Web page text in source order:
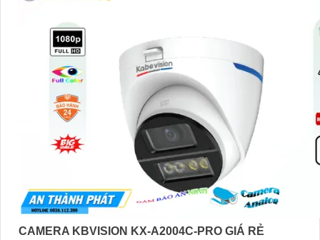
CAMERA KBVISION KX-A2004C-PRO GIÁ RẺ